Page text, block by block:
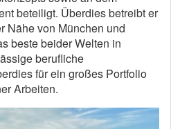
beteiligt. Überdies betreibt er
Nähe von München und
beste beider Welten in
berufliche
für ein großes Portfolio
Arbeiten.